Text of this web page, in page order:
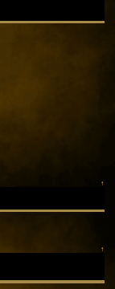
↑
↑